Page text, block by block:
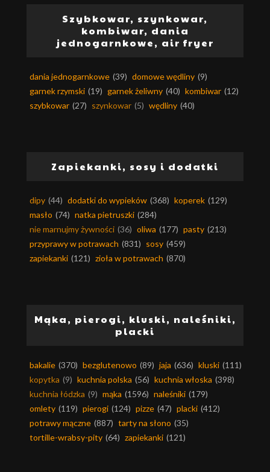
Szybkowar, szynkowar,
kombiwar, dania
jednogarnkowe, air fryer
dania jednogarnkowe (39) domowe wędliny (9)
garnek rzymski (19) garnek żeliwny (40) kombiwar (12)
szybkowar (27) szynkowar (5) wędliny (40)
Zapiekanki, sosy i dodatki
dipy (44) dodatki do wypieków (368) koperek (129)
masło (74) natka pietruszki (284)
nie marnujmy żywności (36) oliwa (177) pasty (213)
przyprawy w potrawach (831) sosy (459)
zapiekanki (121) zioła w potrawach (870)
Mąka, pierogi, kluski, naleśniki,
placki
bakalie (370) bezglutenowo (89) jaja (636) kluski (111)
kopytka (9) kuchnia polska (56) kuchnia włoska (398)
kuchnia łódzka (9) mąka (1596) naleśniki (179)
omlety (119) pierogi (124) pizze (47) placki (412)
potrawy mączne (887) tarty na słono (35)
tortille-wrabsy-pity (64) zapiekanki (121)